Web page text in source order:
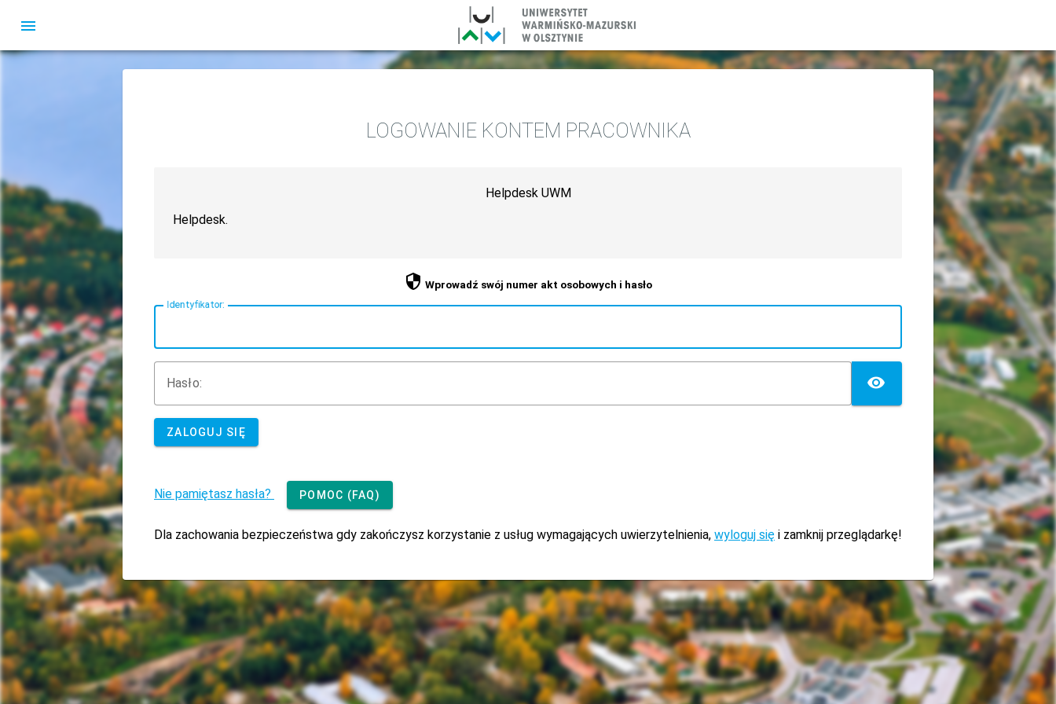
menu
Centralna Usługa Uwierzytelniania Uniwersytetu Warmińsko-Mazurskiego w Olsztynie
LOGOWANIE KONTEM PRACOWNIKA
Helpdesk UWM
Helpdesk.
Wprowadź swój numer akt osobowych i hasło
Identyfikator:
Hasło: TOGGLE
ZALOGUJ SIĘ
Nie pamiętasz hasła? POMOC (FAQ)
Dla zachowania bezpieczeństwa gdy zakończysz korzystanie z usług wymagających uwierzytelnienia, wyloguj się i zamknij przeglądarkę!